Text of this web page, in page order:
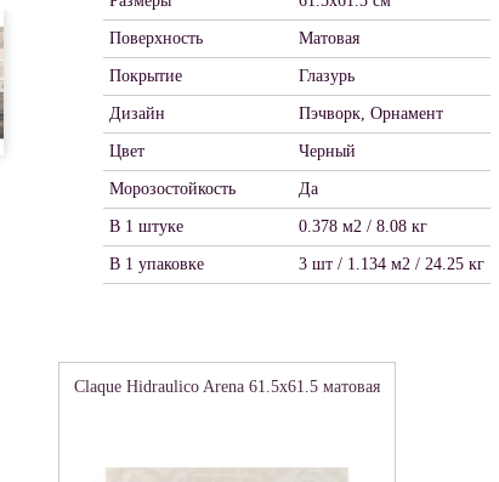
Поверхность Матовая
Покрытие Глазурь
Дизайн Пэчворк, Орнамент
Цвет Черный
Морозостойкость Да
В 1 штуке 0.378 м2 / 8.08 кг
В 1 упаковке 3 шт / 1.134 м2 / 24.25 кг
Claque Hidraulico Arena 61.5x61.5 матовая